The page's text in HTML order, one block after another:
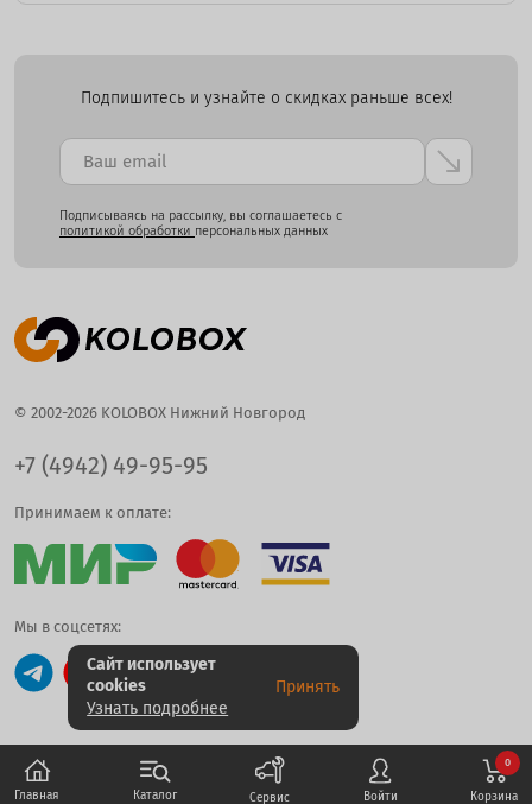
Подпишитесь и узнайте о скидках раньше всех!
Подписываясь на рассылку, вы соглашаетесь с
политикой обработки персональных данных
© 2002-2026 KOLOBOX Нижний Новгород
+7 (4942) 49-95-95
Принимаем к оплате:
Мы в соцсетях:
Главная Каталог Сервис Войти
0
Корзина
Сайт использует
cookies
Узнать подробнее
Принять